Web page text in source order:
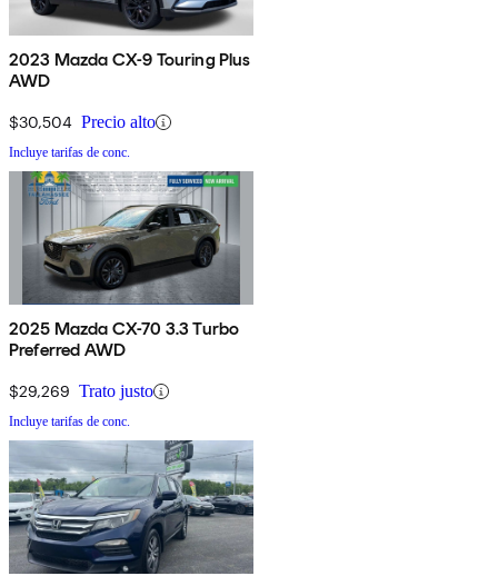
2023 Mazda CX-9 Touring Plus
AWD
$30,504 Precio alto
Incluye tarifas de conc.
2025 Mazda CX-70 3.3 Turbo
Preferred AWD
$29,269 Trato justo
Incluye tarifas de conc.